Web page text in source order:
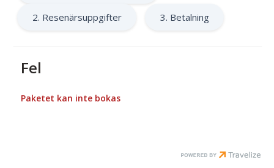
2. Resenärsuppgifter 3. Betalning
Fel
Paketet kan inte bokas